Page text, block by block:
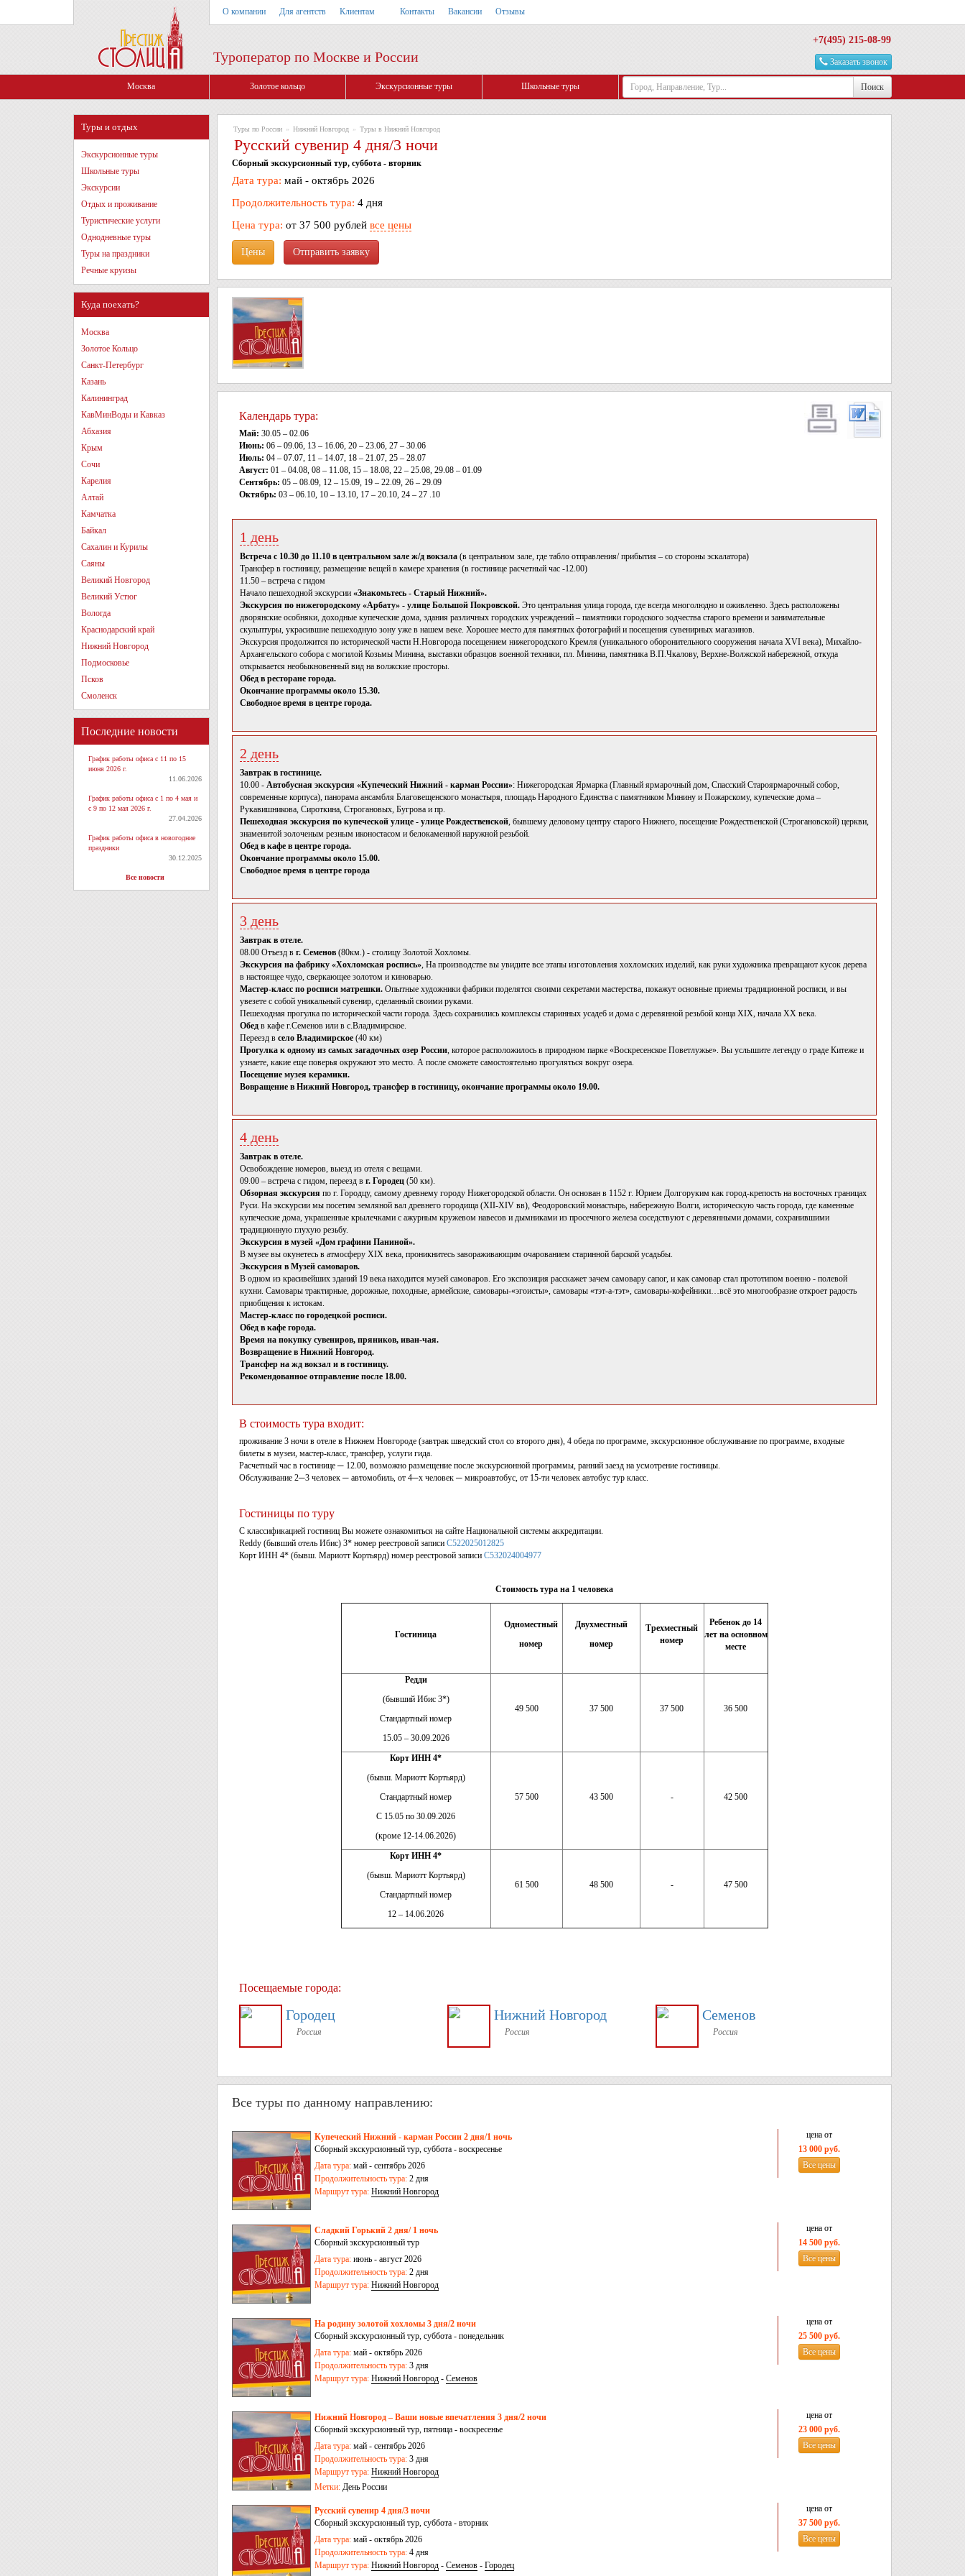
О компании Для агентств Клиентам Контакты Вакансии Отзывы
Туроператор по Москве и России
+7(495) 215-08-99
Заказать звонок
Москва Золотое кольцо Экскурсионные туры Школьные туры Поиск
Туры и отдых
Экскурсионные туры
Школьные туры
Экскурсии
Отдых и проживание
Туристические услуги
Однодневные туры
Туры на праздники
Речные круизы
Куда поехать?
Москва
Золотое Кольцо
Санкт-Петербург
Казань
Калининград
КавМинВоды и Кавказ
Абхазия
Крым
Сочи
Карелия
Алтай
Камчатка
Байкал
Сахалин и Курилы
Саяны
Великий Новгород
Великий Устюг
Вологда
Краснодарский край
Нижний Новгород
Подмосковье
Псков
Смоленск
Последние новости
График работы офиса с 11 по 15
июня 2026 г.
11.06.2026
График работы офиса с 1 по 4 мая и
с 9 по 12 мая 2026 г.
27.04.2026
График работы офиса в новогодние
праздники
30.12.2025
Все новости
Туры по России » Нижний Новгород » Туры в Нижний Новгород
Русский сувенир 4 дня/3 ночи
Сборный экскурсионный тур, суббота - вторник
Дата тура: май - октябрь 2026
Продолжительность тура: 4 дня
Цена тура: от 37 500 рублей все цены
Цены
Календарь тура:
Май: 30.05 – 02.06
Июнь: 06 – 09.06, 13 – 16.06, 20 – 23.06, 27 – 30.06
Июль: 04 – 07.07, 11 – 14.07, 18 – 21.07, 25 – 28.07
Август: 01 – 04.08, 08 – 11.08, 15 – 18.08, 22 – 25.08, 29.08 – 01.09
Сентябрь: 05 – 08.09, 12 – 15.09, 19 – 22.09, 26 – 29.09
Октябрь: 03 – 06.10, 10 – 13.10, 17 – 20.10, 24 – 27 .10
1 день
Встреча с 10.30 до 11.10 в центральном зале ж/д вокзала (в центральном зале, где табло отправления/ прибытия – со стороны эскалатора)
Трансфер в гостиницу, размещение вещей в камере хранения (в гостинице расчетный час -12.00)
11.50 – встреча с гидом
Начало пешеходной экскурсии «Знакомьтесь - Старый Нижний».
Экскурсия по нижегородскому «Арбату» - улице Большой Покровской. Это центральная улица города, где всегда многолюдно и оживленно. Здесь расположены
дворянские особняки, доходные купеческие дома, здания различных городских учреждений – памятники городского зодчества старого времени и занимательные
скульптуры, украсившие пешеходную зону уже в нашем веке. Хорошее место для памятных фотографий и посещения сувенирных магазинов.
Экскурсия продолжится по исторической части Н.Новгорода посещением нижегородского Кремля (уникального оборонительного сооружения начала XVI века), Михайло-
Архангельского собора с могилой Козьмы Минина, выставки образцов военной техники, пл. Минина, памятника В.П.Чкалову, Верхне-Волжской набережной, откуда
открывается необыкновенный вид на волжские просторы.
Обед в ресторане города.
Окончание программы около 15.30.
Свободное время в центре города.
2 день
Завтрак в гостинице.
10.00 - Автобусная экскурсия «Купеческий Нижний - карман России»: Нижегородская Ярмарка (Главный ярмарочный дом, Спасский Староярмарочный собор,
современные корпуса), панорама ансамбля Благовещенского монастыря, площадь Народного Единства с памятником Минину и Пожарскому, купеческие дома –
Рукавишникова, Сироткина, Строгановых, Бугрова и пр.
Пешеходная экскурсия по купеческой улице - улице Рождественской, бывшему деловому центру старого Нижнего, посещение Рождественской (Строгановской) церкви,
знаменитой золоченым резным иконостасом и белокаменной наружной резьбой.
Обед в кафе в центре города.
Окончание программы около 15.00.
Свободное время в центре города
3 день
Завтрак в отеле.
08.00 Отъезд в г. Семенов (80км.) - столицу Золотой Хохломы.
Экскурсия на фабрику «Хохломская роспись», На производстве вы увидите все этапы изготовления хохломских изделий, как руки художника превращают кусок дерева
в настоящее чудо, сверкающее золотом и киноварью.
Мастер-класс по росписи матрешки. Опытные художники фабрики поделятся своими секретами мастерства, покажут основные приемы традиционной росписи, и вы
увезете с собой уникальный сувенир, сделанный своими руками.
Пешеходная прогулка по исторической части города. Здесь сохранились комплексы старинных усадеб и дома с деревянной резьбой конца XIX, начала ХХ века.
Обед в кафе г.Семенов или в с.Владимирское.
Переезд в село Владимирское (40 км)
Прогулка к одному из самых загадочных озер России, которое расположилось в природном парке «Воскресенское Поветлужье». Вы услышите легенду о граде Китеже и
узнаете, какие еще поверья окружают это место. А после сможете самостоятельно прогуляться вокруг озера.
Посещение музея керамики.
Вовращение в Нижний Новгород, трансфер в гостиницу, окончание программы около 19.00.
4 день
Завтрак в отеле.
Освобождение номеров, выезд из отеля с вещами.
09.00 – встреча с гидом, переезд в г. Городец (50 км).
Обзорная экскурсия по г. Городцу, самому древнему городу Нижегородской области. Он основан в 1152 г. Юрием Долгоруким как город-крепость на восточных границах
Руси. На экскурсии мы посетим земляной вал древнего городища (XII-XIV вв), Феодоровский монастырь, набережную Волги, историческую часть города, где каменные
купеческие дома, украшенные крылечками с ажурным кружевом навесов и дымниками из просечного железа соседствуют с деревянными домами, сохранившими
традиционную глухую резьбу.
Экскурсия в музей «Дом графини Паниной».
В музее вы окунетесь в атмосферу XIX века, проникнитесь завораживающим очарованием старинной барской усадьбы.
Экскурсия в Музей самоваров.
В одном из красивейших зданий 19 века находится музей самоваров. Его экспозиция расскажет зачем самовару сапог, и как самовар стал прототипом военно - полевой
кухни. Самовары трактирные, дорожные, походные, армейские, самовары-«эгоисты», самовары «тэт-а-тэт», самовары-кофейники…всё это многообразие откроет радость
приобщения к истокам.
Мастер-класс по городецкой росписи.
Обед в кафе города.
Время на покупку сувениров, пряников, иван-чая.
Возвращение в Нижний Новгород.
Трансфер на жд вокзал и в гостиницу.
Рекомендованное отправление после 18.00.
В стоимость тура входит:
проживание 3 ночи в отеле в Нижнем Новгороде (завтрак шведский стол со второго дня), 4 обеда по программе, экскурсионное обслуживание по программе, входные
билеты в музеи, мастер-класс, трансфер, услуги гида.
Расчетный час в гостинице ─ 12.00, возможно размещение после экскурсионной программы, ранний заезд на усмотрение гостиницы.
Обслуживание 2─3 человек ─ автомобиль, от 4─х человек ─ микроавтобус, от 15-ти человек автобус тур класс.
Гостиницы по туру
С классификацией гостиниц Вы можете ознакомиться на сайте Национальной системы аккредитации.
Reddy (бывший отель Ибис) 3* номер реестровой записи С522025012825
Корт ИНН 4* (бывш. Мариотт Кортьярд) номер реестровой записи С532024004977
Стоимость тура на 1 человека
Гостиница
Одноместный
номер
Двухместный
номер
Трехместный
номер
Ребенок до 14
лет на основном
месте
Редди
(бывший Ибис 3*)
Стандартный номер
15.05 – 30.09.2026
49 500 37 500 37 500 36 500
Корт ИНН 4*
(бывш. Мариотт Кортьярд)
Стандартный номер
С 15.05 по 30.09.2026
(кроме 12-14.06.2026)
57 500 43 500 - 42 500
Корт ИНН 4*
(бывш. Мариотт Кортьярд)
Стандартный номер
12 – 14.06.2026
61 500 48 500 - 47 500
Посещаемые города:
Городец
Россия
Нижний Новгород
Россия
Семенов
Россия
Все туры по данному направлению:
Купеческий Нижний - карман России 2 дня/1 ночь
Сборный экскурсионный тур, суббота - воскресенье
Дата тура: май - сентябрь 2026
Продолжительность тура: 2 дня
Маршрут тура: Нижний Новгород
цена от
13 000 руб.
Все цены
Сладкий Горький 2 дня/ 1 ночь
Сборный экскурсионный тур
Дата тура: июнь - август 2026
Продолжительность тура: 2 дня
Маршрут тура: Нижний Новгород
цена от
14 500 руб.
Все цены
На родину золотой хохломы 3 дня/2 ночи
Сборный экскурсионный тур, суббота - понедельник
Дата тура: май - октябрь 2026
Продолжительность тура: 3 дня
Маршрут тура: Нижний Новгород - Семенов
цена от
25 500 руб.
Все цены
Нижний Новгород – Ваши новые впечатления 3 дня/2 ночи
Сборный экскурсионный тур, пятница - воскресенье
Дата тура: май - сентябрь 2026
Продолжительность тура: 3 дня
Маршрут тура: Нижний Новгород
Метки: День России
цена от
23 000 руб.
Все цены
Русский сувенир 4 дня/3 ночи
Сборный экскурсионный тур, суббота - вторник
Дата тура: май - октябрь 2026
Продолжительность тура: 4 дня
Маршрут тура: Нижний Новгород - Семенов - Городец
цена от
37 500 руб.
Все цены